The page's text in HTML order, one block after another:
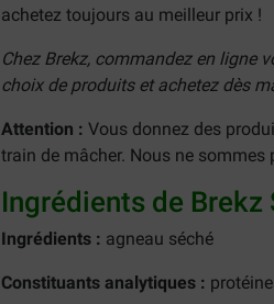
achetez toujours au meilleur prix !
Chez Brekz, commandez en ligne
choix de produits et achetez dès
Attention : Vous donnez des
train de mâcher. Nous ne sommes
Ingrédients de Brekz
Ingrédients : agneau séché
Constituants analytiques :